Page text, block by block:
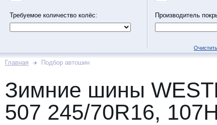
Требуемое количество колёс: Производитель
Главная Подбор автошин
Зимние шины
507 245/70R16,